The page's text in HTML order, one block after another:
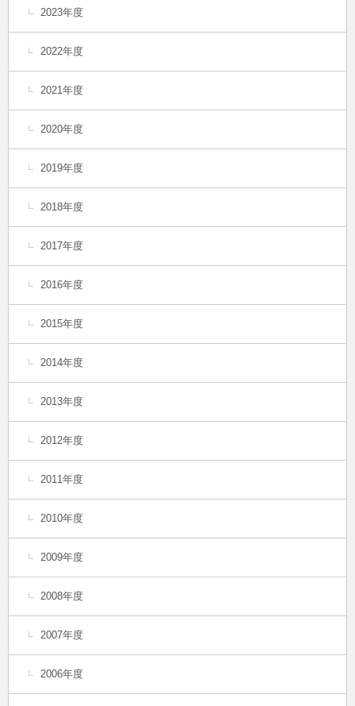
2023年度
2022年度
2021年度
2020年度
2019年度
2018年度
2017年度
2016年度
2015年度
2014年度
2013年度
2012年度
2011年度
2010年度
2009年度
2008年度
2007年度
2006年度